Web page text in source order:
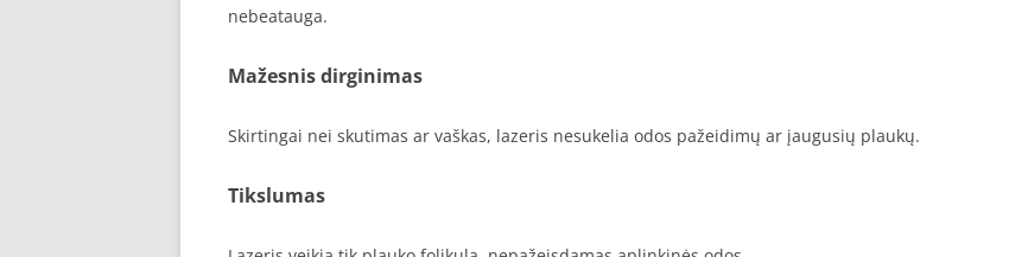
nebeatauga.
Mažesnis dirginimas
Skirtingai nei skutimas ar vaškas, lazeris nesukelia odos pažeidimų ar įaugusių plaukų.
Tikslumas